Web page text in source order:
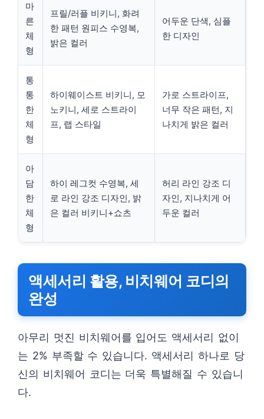
마
른
체
형
프릴/러플 비키니, 화려
한 패턴 원피스 수영복,
밝은 컬러
어두운 단색, 심플
한 디자인
통
통
한
체
형
하이웨이스트 비키니, 모
노키니, 세로 스트라이
프, 랩 스타일
가로 스트라이프,
너무 작은 패턴, 지
나치게 밝은 컬러
아
담
한
체
형
하이 레그컷 수영복, 세
로 라인 강조 디자인, 밝
은 컬러 비키니+쇼츠
허리 라인 강조 디
자인, 지나치게 어
두운 컬러
액세서리 활용, 비치웨어 코디의
완성
아무리 멋진 비치웨어를 입어도 액세서리 없이
는 2% 부족할 수 있습니다. 액세서리 하나로 당
신의 비치웨어 코디는 더욱 특별해질 수 있습니
다.